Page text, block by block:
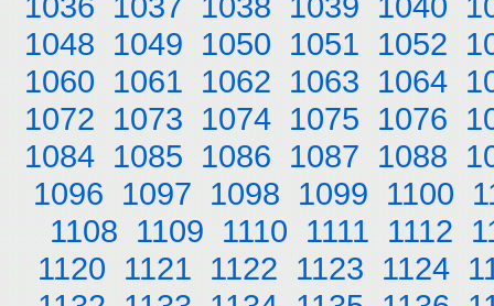
1048 1049 1050 1051 1052
1060 1061 1062 1063 1064
1072 1073 1074 1075 1076
1084 1085 1086 1087 1088
1096 1097 1098 1099 1100
1108 1109 1110 1111 1112
1120 1121 1122 1123 1124